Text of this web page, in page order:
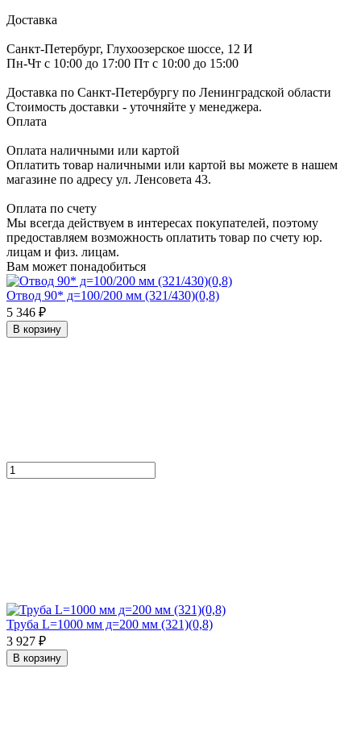
Доставка
Санкт-Петербург, Глухоозерское шоссе, 12 И
Пн-Чт с 10:00 до 17:00 Пт с 10:00 до 15:00
Доставка по Санкт-Петербургу по Ленинградской области
Стоимость доставки - уточняйте у менеджера.
Оплата
Оплата наличными или картой
Оплатить товар наличными или картой вы можете в нашем
магазине по адресу ул. Ленсовета 43.
Оплата по счету
Мы всегда действуем в интересах покупателей, поэтому
предоставляем возможность оплатить товар по счету юр.
лицам и физ. лицам.
Вам может понадобиться
Отвод 90* д=100/200 мм (321/430)(0,8)
5 346 ₽
В корзину
Труба L=1000 мм д=200 мм (321)(0,8)
3 927 ₽
В корзину